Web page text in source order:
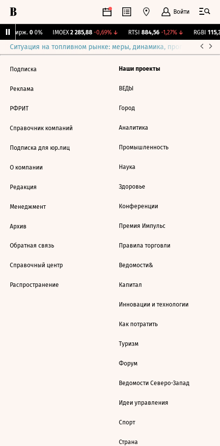
Войти
Бирж. 0 0% IMOEX 2 285,88 -0,69%↓ RTSI 884,56 -1,27%↓ RGBI
Ситуация на топливном рынке: меры, динамика, прогнозы
Подписка
Реклама
РФРИТ
Справочник компаний
Подписка для юр.лиц
О компании
Редакция
Менеджмент
Архив
Обратная связь
Справочный центр
Распространение
Наши проекты
ВЕДЫ
Город
Аналитика
Промышленность
Наука
Здоровье
Конференции
Премия Импульс
Правила торговли
Ведомости&
Капитал
Инновации и технологии
Как потратить
Туризм
Форум
Ведомости Северо-Запад
Идеи управления
Спорт
Страна